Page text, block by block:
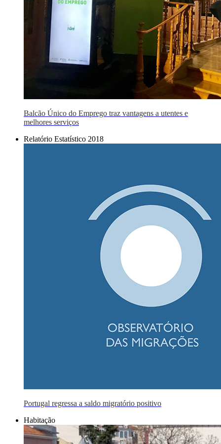
Balcão Único do Emprego traz vantagens a utentes e
melhores serviços
Relatório Estatístico 2018
Portugal regressa a saldo migratório positivo
Habitação